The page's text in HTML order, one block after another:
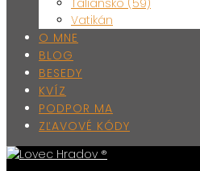
Taliansko (59)
Vatikán
O MNE
BLOG
BESEDY
KVÍZ
PODPOR MA
ZĽAVOVÉ KÓDY